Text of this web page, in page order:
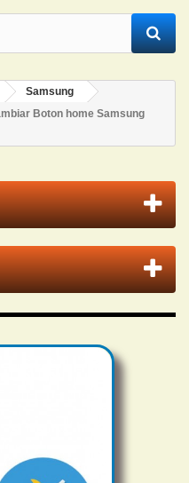
Samsung
Boton home Samsung